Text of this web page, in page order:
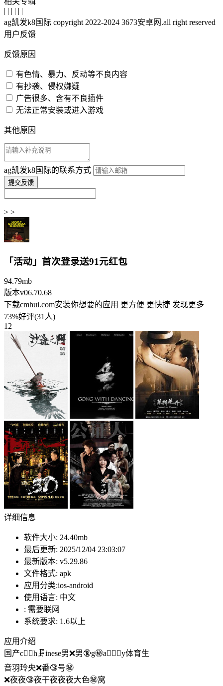
| | | | | |
ag凯发k8国际 copyright 2022-2024 3673安卓网.all right reserved
用户反馈
反馈原因
有色情、暴力、反动等不良内容
有抄袭、侵权嫌疑
广告很多、含有不良插件
无法正常安装或进入游戏
其他原因
ag凯发k8国际的联系方式
> >
「活动」首次登录送91元红包
94.79mb
版本v06.70.68
下载cmhui.com安装你想要的应用 更方便 更快捷 发现更多
73%好评(31人)
12
详细信息
软件大小: 24.40mb
最后更新: 2025/12/04 23:03:07
最新版本: v5.29.86
文件格式: apk
应用分类:ios-android
使用语言: 中文
: 需要联网
系统要求: 1.6以上
应用介绍
国产c🏊🏽h🗜inese男❌男🔞g㊙️a🚴🏼‍♀y体育生
音羽玲央❌番🔞号㊙️
❌夜夜🔞夜干夜夜夜大色㊙️窝